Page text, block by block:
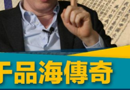
升近2%
亞洲CEO蔡德粦接任
3年最長跌勢
勝預期 貿易順差達1125億美元
日斥6.28萬億日圓干預創新高
部分彈藥庫存緊張
元押注未上市公司